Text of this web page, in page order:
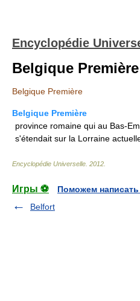
Encyclopédie
Belgique Première
Belgique Première
Belgique Première
province romaine qui au Bas-
s'étendait sur la Lorraine
Encyclopédie Universelle 2012
Игры ⚽
Поможем
Belfort